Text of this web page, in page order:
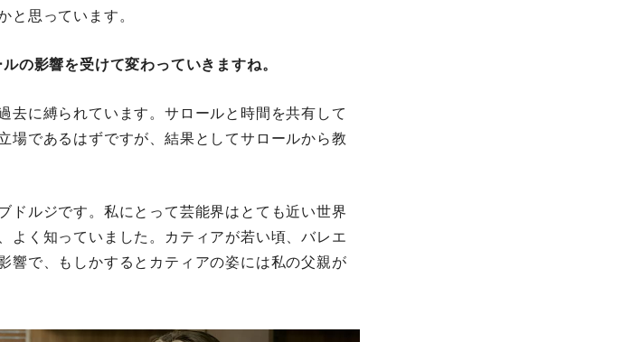
と思っています。
の影響を受けて変わっていきますね。
去に縛られています。サロールと時間を共有して
場であるはずですが、結果としてサロールから教
ドルジです。私にとって芸能界はとても近い世界
よく知っていました。カティアが若い頃、バレエ
響で、もしかするとカティアの姿には私の父親が